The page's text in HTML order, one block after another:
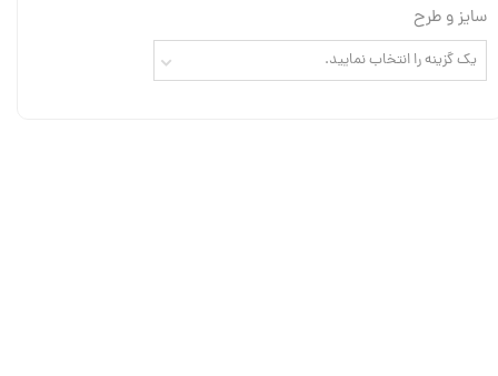
سایز و طرح
یک گزینه را انتخاب نمایید.